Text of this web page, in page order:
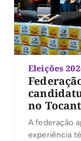
Eleições
no
A federação
experiência